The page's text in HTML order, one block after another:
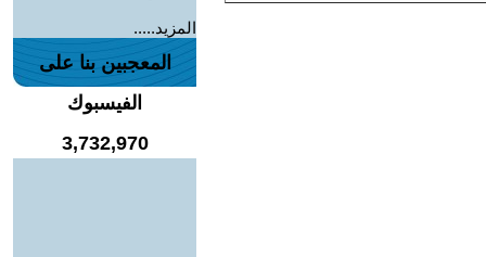
المزيد.....
المعجبين بنا على
الفيسبوك
3,732,970